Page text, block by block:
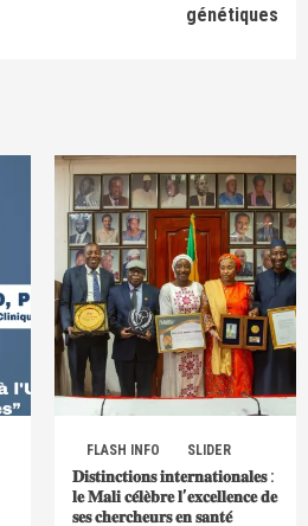
génétiques
FLASH INFO SLIDER
𝐃𝐢𝐬𝐭𝐢𝐧𝐜𝐭𝐢𝐨𝐧𝐬 𝐢𝐧𝐭𝐞𝐫𝐧𝐚𝐭𝐢𝐨𝐧𝐚𝐥𝐞𝐬 :
𝐥𝐞 𝐌𝐚𝐥𝐢 𝐜𝐞́𝐥𝐞̀𝐛𝐫𝐞 𝐥’𝐞𝐱𝐜𝐞𝐥𝐥𝐞𝐧𝐜𝐞 𝐝𝐞
𝐬𝐞𝐬 𝐜𝐡𝐞𝐫𝐜𝐡𝐞𝐮𝐫𝐬 𝐞𝐧 𝐬𝐚𝐧𝐭𝐞́